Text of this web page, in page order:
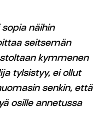
sopia näihin
seitsemän
kymmenen
tylsistyy, ei ollut
senkin, että
osille annetussa